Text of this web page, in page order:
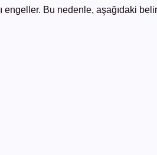
engeller. Bu nedenle, aşağıdaki